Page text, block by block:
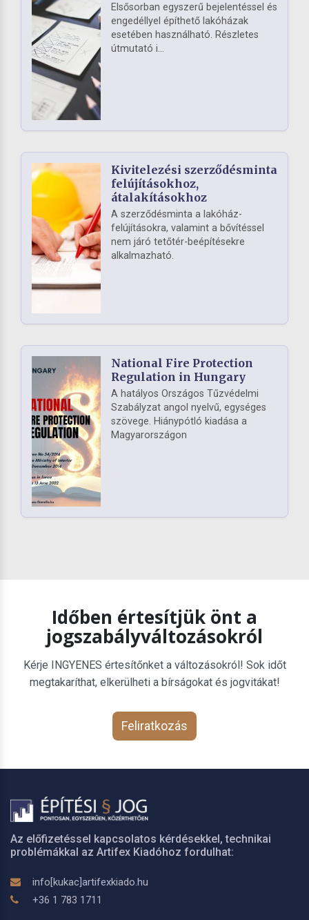
Elsősorban egyszerű bejelentéssel és
engedéllyel építhető lakóházak
esetében használható. Részletes
útmutató i...
Kivitelezési szerződésminta
felújításokhoz,
átalakításokhoz
A szerződésminta a lakóház-
felújításokra, valamint a bővítéssel
nem járó tetőtér-beépítésekre
alkalmazható.
National Fire Protection
Regulation in Hungary
A hatályos Országos Tűzvédelmi
Szabályzat angol nyelvű, egységes
szövege. Hiánypótló kiadása a
Magyarországon
Időben értesítjük önt a
jogszabályváltozásokról
Kérje INGYENES értesítőnket a változásokról! Sok időt
megtakaríthat, elkerülheti a bírságokat és jogvitákat!
Feliratkozás
Az előfizetéssel kapcsolatos kérdésekkel, technikai
problémákkal az Artifex Kiadóhoz fordulhat:
info[kukac]artifexkiado.hu
+36 1 783 1711